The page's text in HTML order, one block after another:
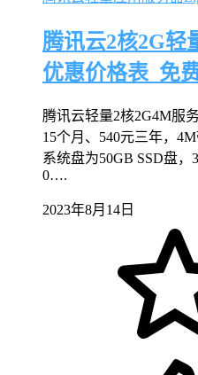
腾讯云2核2G轻
优惠价格表_免
腾讯云轻量2核2G4M服
15个月、540元三年，
系统盘为50GB SSD盘
0….
2023年8月14日